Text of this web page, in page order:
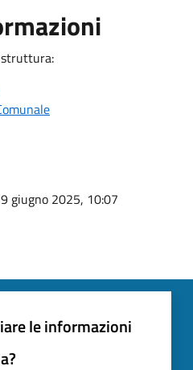
struttura:
giugno 2025, 10:07
le informazioni